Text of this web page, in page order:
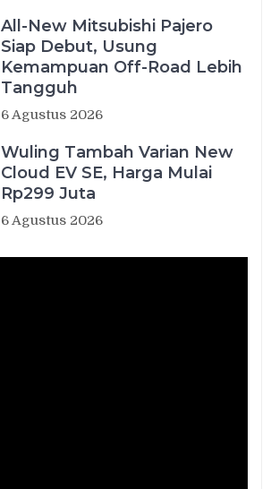
All-New Mitsubishi Pajero
Siap Debut, Usung
Kemampuan Off-Road Lebih
Tangguh
6 Agustus 2026
Wuling Tambah Varian New
Cloud EV SE, Harga Mulai
Rp299 Juta
6 Agustus 2026